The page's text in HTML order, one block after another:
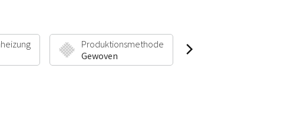
Produktionsmethode
Gewoven